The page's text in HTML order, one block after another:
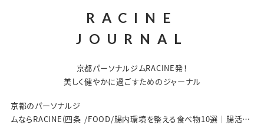
RACINE
JOURNAL
京都パーソナルジムRACINE発！
美しく健やかに過ごすためのジャーナル
京都のパーソナルジ
ムならRACINE(四条 /FOOD/ 腸内環境を整える食べ物10選｜腸活に良くない食べ物・生活習慣もチェックしましょう！